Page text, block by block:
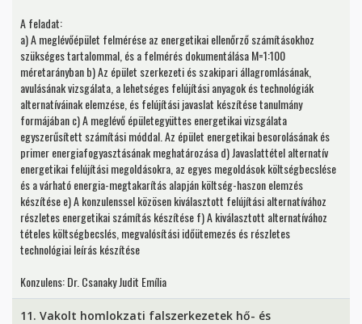
A feladat:
a) A meglévőépület felmérése az energetikai ellenőrző számításokhoz
szükséges tartalommal, és a felmérés dokumentálása M=1:100
méretarányban b) Az épület szerkezeti és szakipari állagromlásának,
avulásának vizsgálata, a lehetséges felújítási anyagok és technológiák
alternatíváinak elemzése, és felújítási javaslat készítése tanulmány
formájában c) A meglévő épületegyüttes energetikai vizsgálata
egyszerűsített számítási móddal. Az épület energetikai besorolásának és
primer energiafogyasztásának meghatározása d) Javaslattétel alternatív
energetikai felújítási megoldásokra, az egyes megoldások költségbecslése
és a várható energia-megtakarítás alapján költség-haszon elemzés
készítése e) A konzulenssel közösen kiválasztott felújítási alternatívához
részletes energetikai számítás készítése f) A kiválasztott alternatívához
tételes költségbecslés, megvalósítási időütemezés és részletes
technológiai leírás készítése
Konzulens: Dr. Csanaky Judit Emília
11. Vakolt homlokzati falszerkezetek hő- és